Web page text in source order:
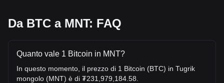
Da BTC a MNT: FAQ
Quanto vale 1 Bitcoin in MNT?
In questo momento, il prezzo di 1 Bitcoin (BTC) in Tugrik
mongolo (MNT) è di ₮231,979,184.58.